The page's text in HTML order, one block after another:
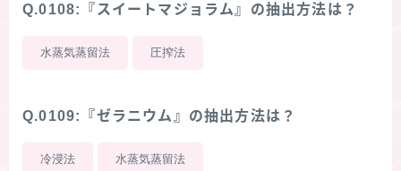
Q.0108:『スイートマジョラム』の抽出方法は？
水蒸気蒸留法 圧搾法
Q.0109:『ゼラニウム』の抽出方法は？
冷浸法 水蒸気蒸留法